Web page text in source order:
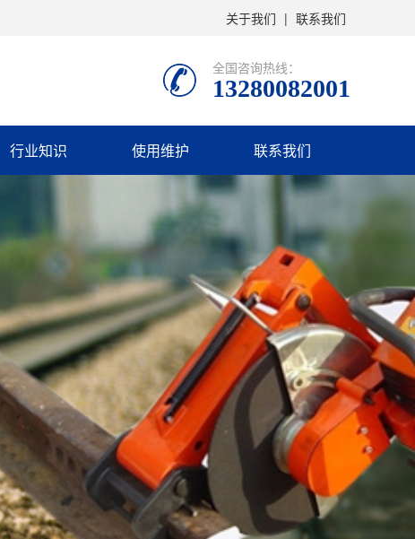
关于我们 | 联系我们
全国咨询热线：
13280082001
行业知识 使用维护 联系我们